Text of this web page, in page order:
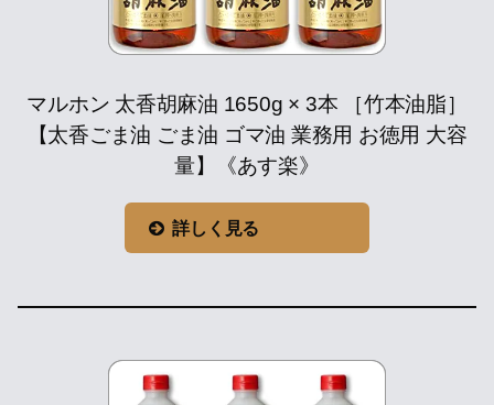
マルホン 太香胡麻油 1650g × 3本 ［竹本油脂］
【太香ごま油 ごま油 ゴマ油 業務用 お徳用 大容
量】《あす楽》
詳しく見る